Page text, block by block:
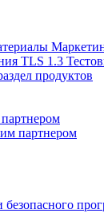
TLS 1.3
продуктов
партнером
безопасного